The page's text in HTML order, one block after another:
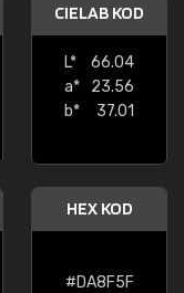
CIELAB KOD
L*
66.04
a*
23.56
b*
37.01
HEX KOD
#DA8F5F